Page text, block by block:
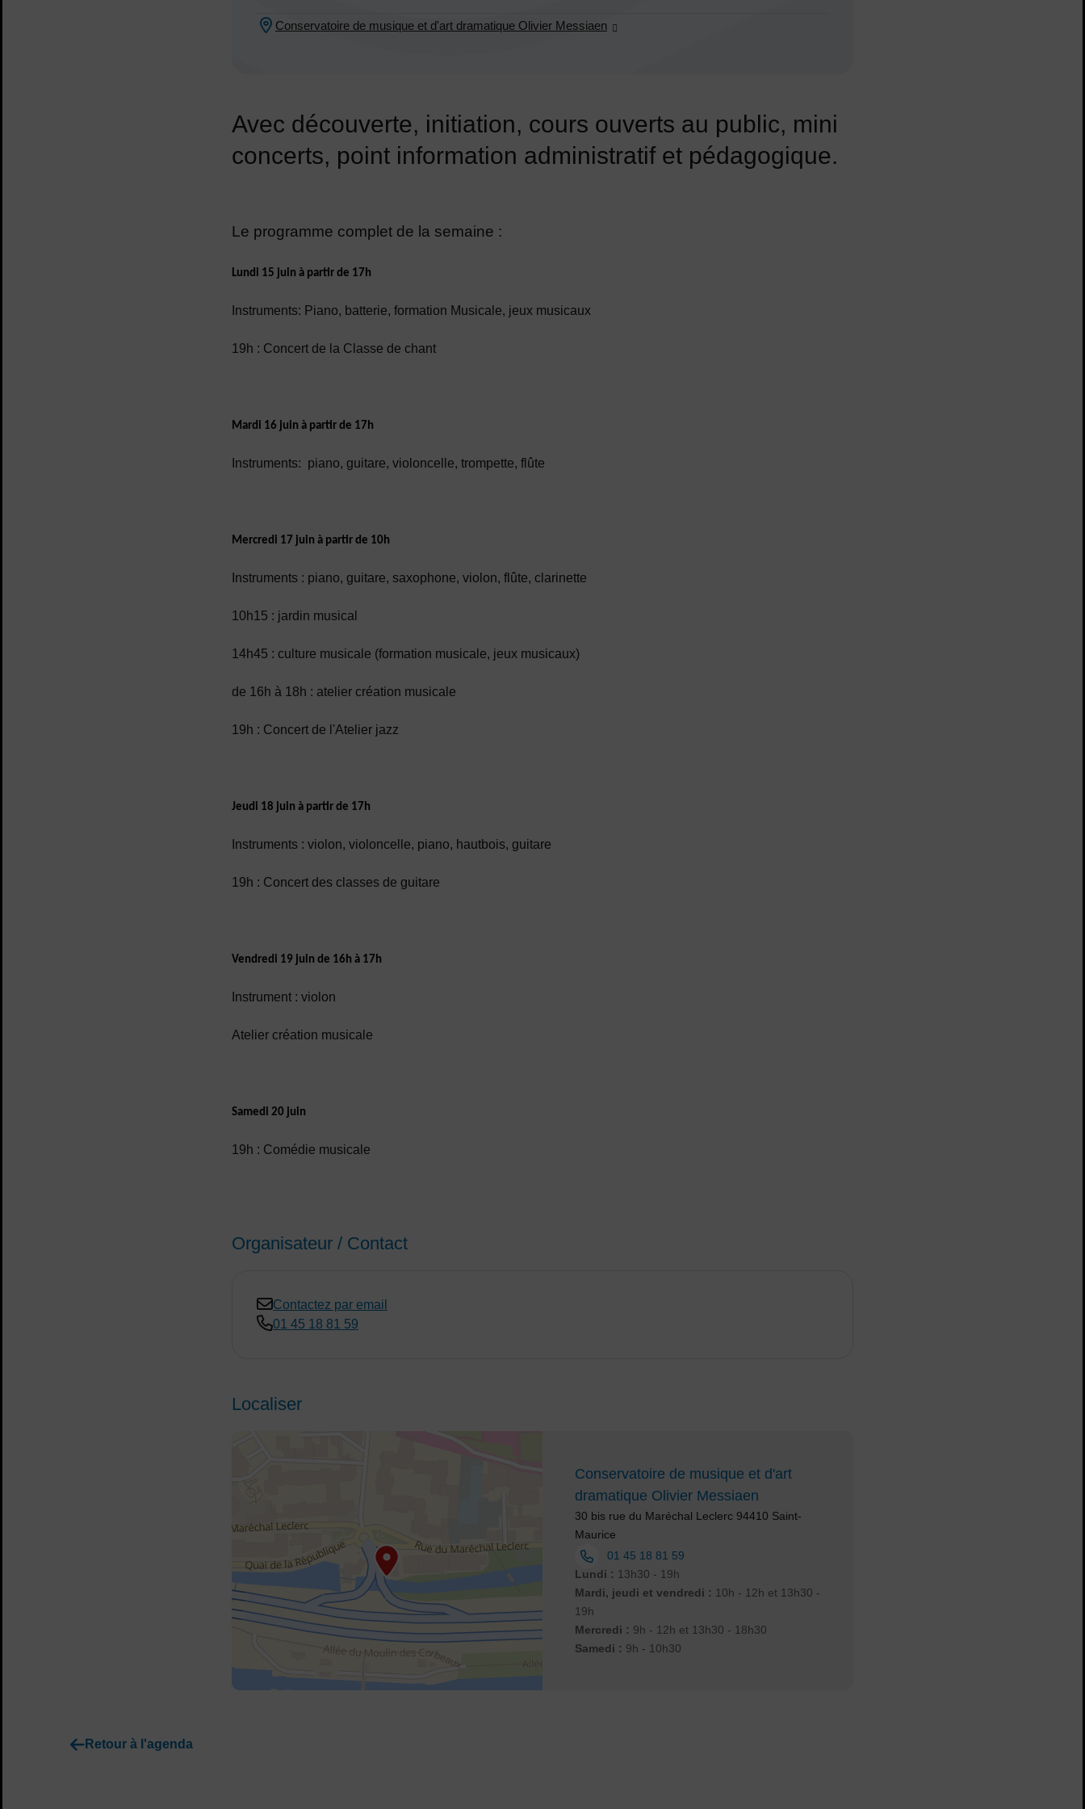
Lieu :
Conservatoire de musique et d'art dramatique Olivier Messiaen
Avec découverte, initiation, cours ouverts au public, mini
concerts, point information administratif et pédagogique.
Le programme complet de la semaine :
Lundi 15 juin à partir de 17h
Instruments: Piano, batterie, formation Musicale, jeux musicaux
19h : Concert de la Classe de chant
Mardi 16 juin à partir de 17h
Instruments: piano, guitare, violoncelle, trompette, flûte
Mercredi 17 juin à partir de 10h
Instruments : piano, guitare, saxophone, violon, flûte, clarinette
10h15 : jardin musical
14h45 : culture musicale (formation musicale, jeux musicaux)
de 16h à 18h : atelier création musicale
19h : Concert de l'Atelier jazz
Jeudi 18 juin à partir de 17h
Instruments : violon, violoncelle, piano, hautbois, guitare
19h : Concert des classes de guitare
Vendredi 19 juin de 16h à 17h
Instrument : violon
Atelier création musicale
Samedi 20 juin
19h : Comédie musicale
Organisateur / Contact
Contactez par email
01 45 18 81 59
Localiser
Conservatoire de musique et d'art
dramatique Olivier Messiaen
Adresse :
30 bis rue du Maréchal Leclerc 94410 Saint-
Maurice
Tél. :
01 45 18 81 59
Horaires :
Lundi : 13h30 - 19h
Mardi, jeudi et vendredi : 10h - 12h et 13h30 -
19h
Mercredi : 9h - 12h et 13h30 - 18h30
Samedi : 9h - 10h30
Retour à l'agenda